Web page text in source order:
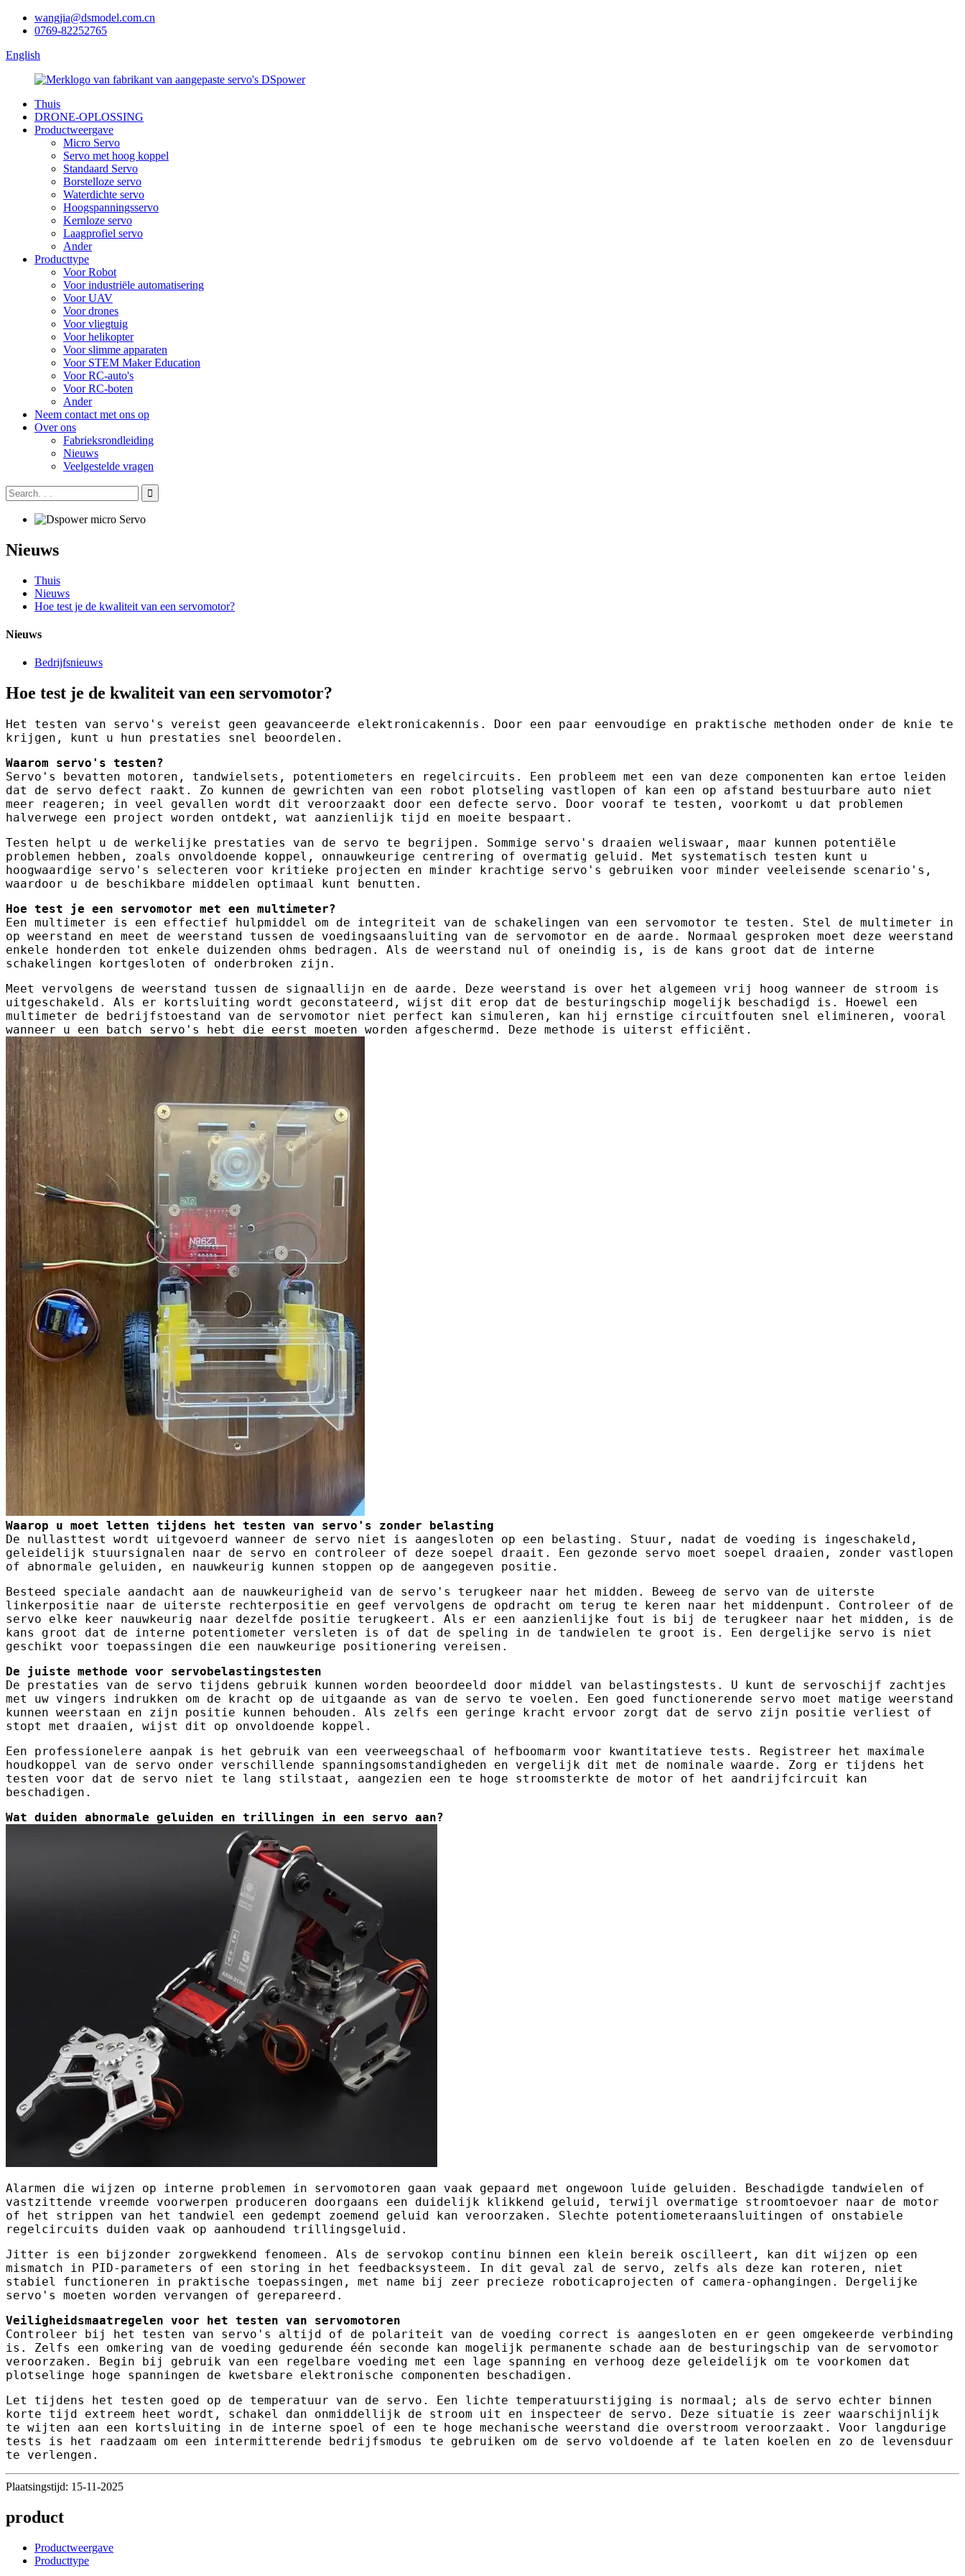
wangjia@dsmodel.com.cn
0769-82252765
English
Thuis
DRONE-OPLOSSING
Productweergave
Micro Servo
Servo met hoog koppel
Standaard Servo
Borstelloze servo
Waterdichte servo
Hoogspanningsservo
Kernloze servo
Laagprofiel servo
Ander
Producttype
Voor Robot
Voor industriële automatisering
Voor UAV
Voor drones
Voor vliegtuig
Voor helikopter
Voor slimme apparaten
Voor STEM Maker Education
Voor RC-auto's
Voor RC-boten
Ander
Neem contact met ons op
Over ons
Fabrieksrondleiding
Nieuws
Veelgestelde vragen
Nieuws
Thuis
Nieuws
Hoe test je de kwaliteit van een servomotor?
Nieuws
Bedrijfsnieuws
Hoe test je de kwaliteit van een servomotor?
Het testen van servo's vereist geen geavanceerde elektronicakennis. Door een paar eenvoudige en praktische methoden onder de knie te
krijgen, kunt u hun prestaties snel beoordelen.
Waarom servo's testen?
Servo's bevatten motoren, tandwielsets, potentiometers en regelcircuits. Een probleem met een van deze componenten kan ertoe leiden
dat de servo defect raakt. Zo kunnen de gewrichten van een robot plotseling vastlopen of kan een op afstand bestuurbare auto niet
meer reageren; in veel gevallen wordt dit veroorzaakt door een defecte servo. Door vooraf te testen, voorkomt u dat problemen
halverwege een project worden ontdekt, wat aanzienlijk tijd en moeite bespaart.
Testen helpt u de werkelijke prestaties van de servo te begrijpen. Sommige servo's draaien weliswaar, maar kunnen potentiële
problemen hebben, zoals onvoldoende koppel, onnauwkeurige centrering of overmatig geluid. Met systematisch testen kunt u
hoogwaardige servo's selecteren voor kritieke projecten en minder krachtige servo's gebruiken voor minder veeleisende scenario's,
waardoor u de beschikbare middelen optimaal kunt benutten.
Hoe test je een servomotor met een multimeter?
Een multimeter is een effectief hulpmiddel om de integriteit van de schakelingen van een servomotor te testen. Stel de multimeter in
op weerstand en meet de weerstand tussen de voedingsaansluiting van de servomotor en de aarde. Normaal gesproken moet deze weerstand
enkele honderden tot enkele duizenden ohms bedragen. Als de weerstand nul of oneindig is, is de kans groot dat de interne
schakelingen kortgesloten of onderbroken zijn.
Meet vervolgens de weerstand tussen de signaallijn en de aarde. Deze weerstand is over het algemeen vrij hoog wanneer de stroom is
uitgeschakeld. Als er kortsluiting wordt geconstateerd, wijst dit erop dat de besturingschip mogelijk beschadigd is. Hoewel een
multimeter de bedrijfstoestand van de servomotor niet perfect kan simuleren, kan hij ernstige circuitfouten snel elimineren, vooral
wanneer u een batch servo's hebt die eerst moeten worden afgeschermd. Deze methode is uiterst efficiënt.
Waarop u moet letten tijdens het testen van servo's zonder belasting
De nullasttest wordt uitgevoerd wanneer de servo niet is aangesloten op een belasting. Stuur, nadat de voeding is ingeschakeld,
geleidelijk stuursignalen naar de servo en controleer of deze soepel draait. Een gezonde servo moet soepel draaien, zonder vastlopen
of abnormale geluiden, en nauwkeurig kunnen stoppen op de aangegeven positie.
Besteed speciale aandacht aan de nauwkeurigheid van de servo's terugkeer naar het midden. Beweeg de servo van de uiterste
linkerpositie naar de uiterste rechterpositie en geef vervolgens de opdracht om terug te keren naar het middenpunt. Controleer of de
servo elke keer nauwkeurig naar dezelfde positie terugkeert. Als er een aanzienlijke fout is bij de terugkeer naar het midden, is de
kans groot dat de interne potentiometer versleten is of dat de speling in de tandwielen te groot is. Een dergelijke servo is niet
geschikt voor toepassingen die een nauwkeurige positionering vereisen.
De juiste methode voor servobelastingstesten
De prestaties van de servo tijdens gebruik kunnen worden beoordeeld door middel van belastingstests. U kunt de servoschijf zachtjes
met uw vingers indrukken om de kracht op de uitgaande as van de servo te voelen. Een goed functionerende servo moet matige weerstand
kunnen weerstaan ​​en zijn positie kunnen behouden. Als zelfs een geringe kracht ervoor zorgt dat de servo zijn positie verliest of
stopt met draaien, wijst dit op onvoldoende koppel.
Een professionelere aanpak is het gebruik van een veerweegschaal of hefboomarm voor kwantitatieve tests. Registreer het maximale
houdkoppel van de servo onder verschillende spanningsomstandigheden en vergelijk dit met de nominale waarde. Zorg er tijdens het
testen voor dat de servo niet te lang stilstaat, aangezien een te hoge stroomsterkte de motor of het aandrijfcircuit kan
beschadigen.
Wat duiden abnormale geluiden en trillingen in een servo aan?
Alarmen die wijzen op interne problemen in servomotoren gaan vaak gepaard met ongewoon luide geluiden. Beschadigde tandwielen of
vastzittende vreemde voorwerpen produceren doorgaans een duidelijk klikkend geluid, terwijl overmatige stroomtoevoer naar de motor
of het strippen van het tandwiel een gedempt zoemend geluid kan veroorzaken. Slechte potentiometeraansluitingen of onstabiele
regelcircuits duiden vaak op aanhoudend trillingsgeluid.
Jitter is een bijzonder zorgwekkend fenomeen. Als de servokop continu binnen een klein bereik oscilleert, kan dit wijzen op een
mismatch in PID-parameters of een storing in het feedbacksysteem. In dit geval zal de servo, zelfs als deze kan roteren, niet
stabiel functioneren in praktische toepassingen, met name bij zeer precieze roboticaprojecten of camera-ophangingen. Dergelijke
servo's moeten worden vervangen of gerepareerd.
Veiligheidsmaatregelen voor het testen van servomotoren
Controleer bij het testen van servo's altijd of de polariteit van de voeding correct is aangesloten en er geen omgekeerde verbinding
is. Zelfs een omkering van de voeding gedurende één seconde kan mogelijk permanente schade aan de besturingschip van de servomotor
veroorzaken. Begin bij gebruik van een regelbare voeding met een lage spanning en verhoog deze geleidelijk om te voorkomen dat
plotselinge hoge spanningen de kwetsbare elektronische componenten beschadigen.
Let tijdens het testen goed op de temperatuur van de servo. Een lichte temperatuurstijging is normaal; als de servo echter binnen
korte tijd extreem heet wordt, schakel dan onmiddellijk de stroom uit en inspecteer de servo. Deze situatie is zeer waarschijnlijk
te wijten aan een kortsluiting in de interne spoel of een te hoge mechanische weerstand die overstroom veroorzaakt. Voor langdurige
tests is het raadzaam om een ​​intermitterende bedrijfsmodus te gebruiken om de servo voldoende af te laten koelen en zo de levensduur
te verlengen.
Plaatsingstijd: 15-11-2025
product
Productweergave
Producttype